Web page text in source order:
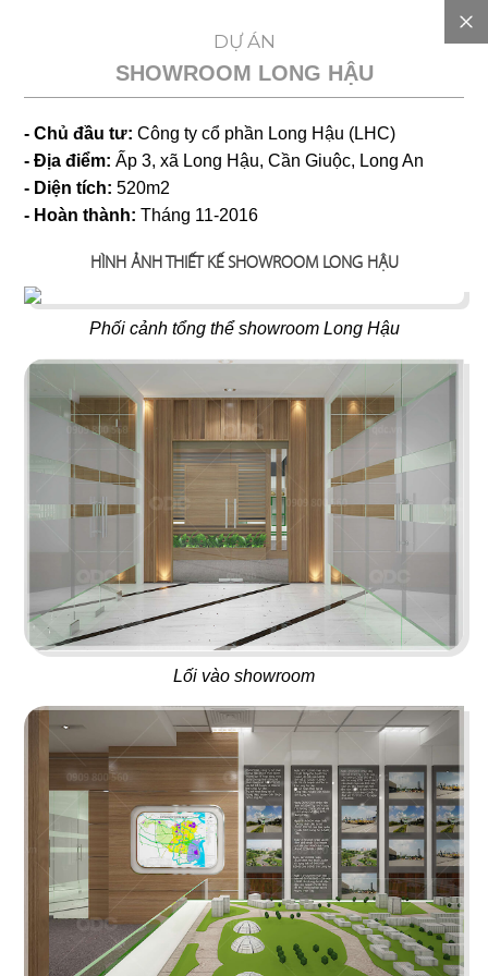
DỰ ÁN
SHOWROOM LONG HẬU
- Chủ đầu tư:Công ty cổ phần Long Hậu (LHC)
- Địa điểm: Ấp 3, xã Long Hậu, Cần Giuộc, Long An
- Diện tích: 520m2
- Hoàn thành: Tháng 11-2016
HÌNH ẢNH THIẾT KẾ SHOWROOM LONG HẬU
Phối cảnh tổng thể showroom Long Hậu
Lối vào showroom
GIỚI
THIỆU
DỰ
CHI
PHÍ
DỰ
ÁN
NHÀ
HÀNG
ÁN
VĂN
PHÒNG
DỰ
BAOZ DIMSUM
Nhà hàng Hoa
02
VEE AYY FOOD
Nhà hàng - Cafe
03
PAT KAO THAI - MỸ THO
Nhà hàng Thái
04
SAKURA
Nhà hàng Nhật